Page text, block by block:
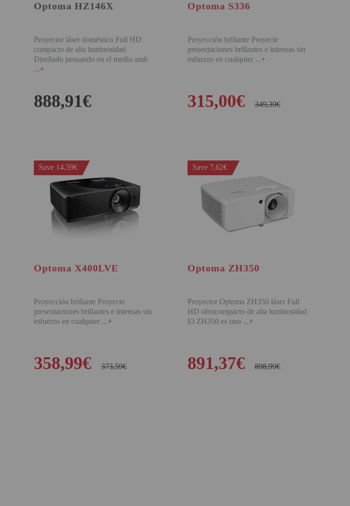
Optoma HZ146X
Proyector láser doméstico Full HD
compacto de alta luminosidad
Diseñado pensando en el medio amb
+
888,91€
Optoma S336
Proyección brillante Proyecte
presentaciones brillantes e intensas sin
esfuerzo en cualquier
+
315,00€ 349,39€
Save 14,59€
Optoma X400LVE
Proyección brillante Proyecte
presentaciones brillantes e intensas sin
esfuerzo en cualquier
+
358,99€ 373,59€
Save 7,62€
Optoma ZH350
Proyector Optoma ZH350 láser Full
HD ultracompacto de alta luminosidad
El ZH350 es uno
+
891,37€ 898,99€